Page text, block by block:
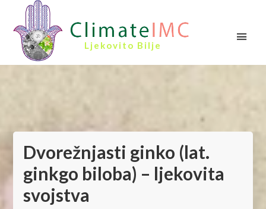
Ljekovito Bilje
Dvorežnjasti ginko (lat.
ginkgo biloba) – ljekovita
svojstva